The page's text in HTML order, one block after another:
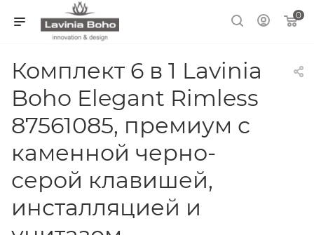
0
Комплект 6 в 1 Lavinia
Boho Elegant Rimless
87561085, премиум с
каменной черно-
серой клавишей,
инсталляцией и